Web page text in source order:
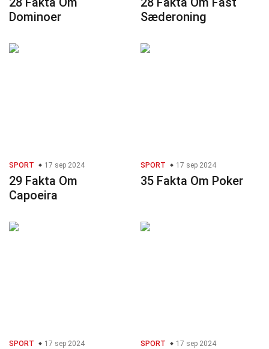
Dominoer
Sæderoning
SPORT 17 sep 2024
29 Fakta Om
Capoeira
SPORT 17 sep 2024
35 Fakta Om Poker
SPORT 17 sep 2024 SPORT 17 sep 2024